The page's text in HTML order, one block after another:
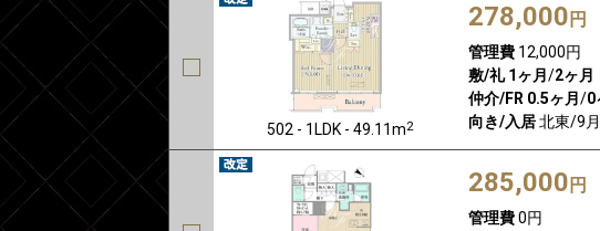
502 - 1LDK - 49.11m2
278,000 円
管理費12,000円
敷/礼 1ヶ月 /2ヶ月
仲介/FR 0.5ヶ月 /0
向き/入居北東/9
285,000 円
管理費0円